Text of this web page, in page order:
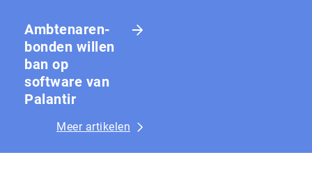
Amb­te­na­ren­
bon­den willen
ban op
software van
Palantir
Meer artikelen